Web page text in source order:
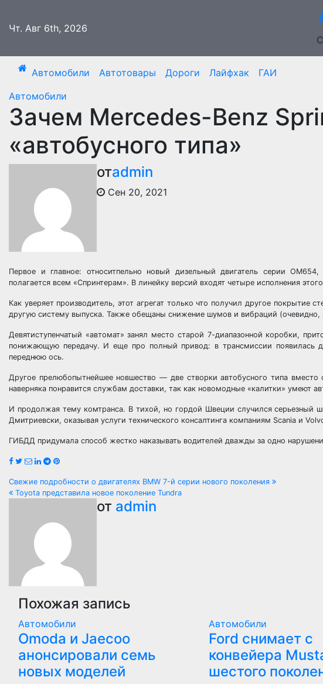
содержимому
Чт. Авг 6th, 2026
Автомобили Автотовары Дороги Лайфхак
ГАИ
Автомобили
Зачем Mercedes-Benz
«автобусного типа»
отadmin
Сен 20, 2021
Первое и главное: относитпельно новый дизельный двигатель серии
полагается всем «Спринтерам». В линейку версий входят четыре исполнения
Как уверяет производитель, этот агрегат только что получил другое покрытие
другую систему выпуска. Также обещаны снижение шумов и вибраций (очевидно,
Девятиступенчатый «автомат» занял место старой 7-диапазонной коробки,
понижающую передачу. И еще про полный привод: в трансмиссии появилась
переднюю ось.
Другое прелюбопытнейшее новшество — две створки автобусного типа
наверняка понравится службам доставки, так как новомодные «калитки» умеют
И продолжая тему комтранса. В тихой, но гордой Швеции случился серьезный
Дмитриевски, оказывая услуги технического консалтинга компаниям Scania и
ГИБДД придумала способ жестко наказывать водителей дважды за одно
Навигация
записям
Свежие подробности о двигателях BMW 7-й серии нового поколения
Toyota представила новое поколение Tundra
от admin
Похожая запись
Автомобили
Оmoda и Jaecoo
анонсировали семь
новых моделей
Автомобили
Ford снимает с
конвейера
шестого